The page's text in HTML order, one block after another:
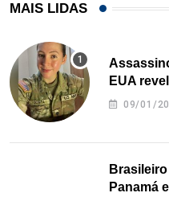
MAIS LIDAS
EUA
09/01/
Panamá